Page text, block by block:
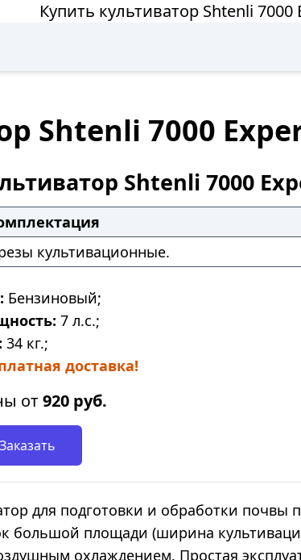
Купить культиватор Shtenli
Shtenli 7000
Shtenli 7000
культивационные.
Бензиновый;
7 л.с.;
34 кг.;
доставка!
от920 руб.
Заказать
для подготовки и обработки почвы
большой площади (ширина
охлаждением. Простая